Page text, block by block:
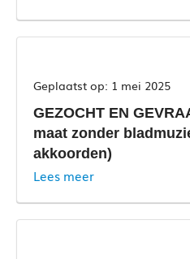
1 mei 2025
GEZOCHT EN
maat zonder
akkoorden)
Lees meer